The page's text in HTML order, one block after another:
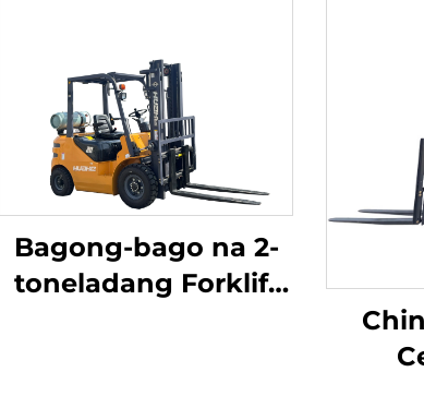
Bagong-bago na 2-
toneladang Forklift